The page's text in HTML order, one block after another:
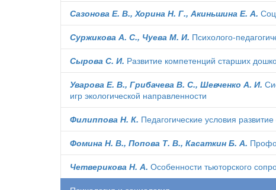
Сазонова Е. В., Хорина Н. Г., Акиньшина Е. А.
Суржикова А. С., Чуева М. И. Психолого-
Сырова С. И. Развитие компетенций старших
Уварова Е. В., Грибачева В. С., Шевченко А. И.
игр экологической направленности
Филиппова Н. К. Педагогические условия
Фомина Н. В., Попова Т. В., Касаткин Б. А.
Четверикова Н. А. Особенности тьюторского